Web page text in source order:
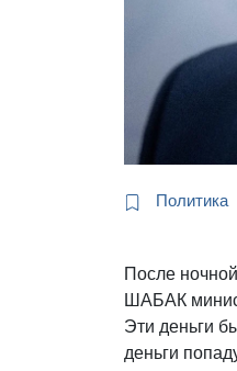
Политика
После
ШАБАК
Эти деньги
деньги